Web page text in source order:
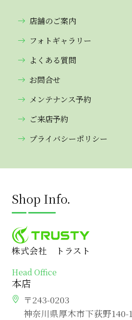
店舗のご案内
フォトギャラリー
よくある質問
お問合せ
メンテナンス予約
ご来店予約
プライバシーポリシー
Shop Info.
株式会社 トラスト
Head Office
本店
〒243-0203
神奈川県厚木市下荻野140-1